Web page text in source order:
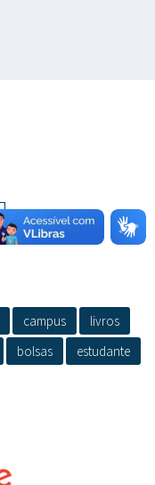
campus
livros
bolsas
estudante